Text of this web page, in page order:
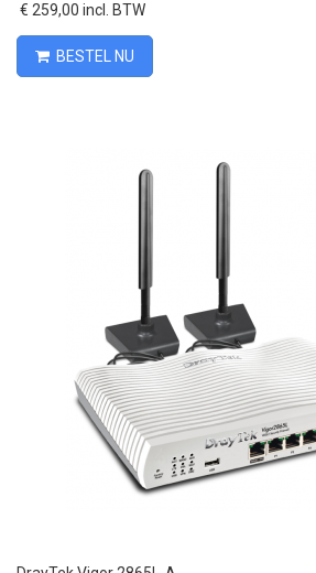
€ 259,00 incl. BTW
BESTEL NU